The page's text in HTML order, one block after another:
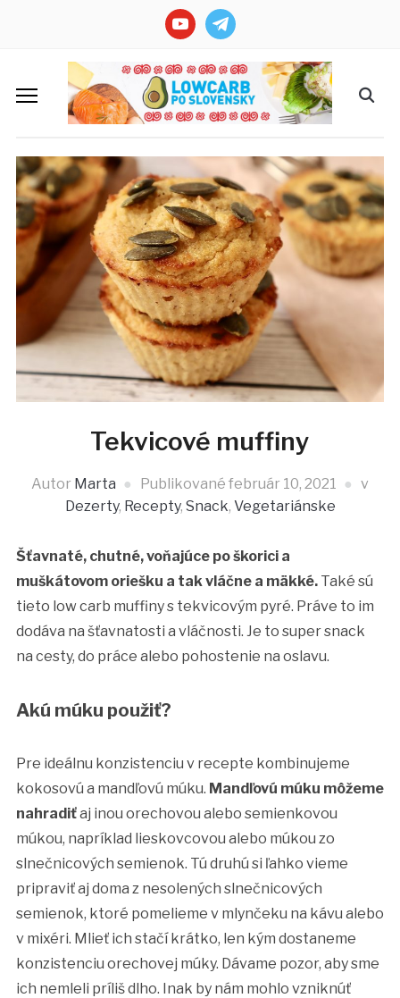
youtubetelegram
Tekvicové muffiny
Autor Marta Publikované február 10, 2021
v
Dezerty, Recepty, Snack, Vegetariánske
Šťavnaté, chutné, voňajúce po škorici a
muškátovom oriešku a tak vláčne a mäkké. Také sú
tieto low carb muffiny s tekvicovým pyré. Práve to im
dodáva na šťavnatosti a vláčnosti. Je to super snack
na cesty, do práce alebo pohostenie na oslavu.
Akú múku použiť?
Pre ideálnu konzistenciu v recepte kombinujeme
kokosovú a mandľovú múku. Mandľovú múku môžeme
nahradiťaj inou orechovou alebo semienkovou
múkou, napríklad lieskovcovou alebo múkou zo
slnečnicových semienok. Tú druhú si ľahko vieme
pripraviť aj doma z nesolených slnečnicových
semienok, ktoré pomelieme v mlynčeku na kávu alebo
v mixéri. Mlieť ich stačí krátko, len kým dostaneme
konzistenciu orechovej múky. Dávame pozor, aby sme
ich nemleli príliš dlho. Inak by nám mohlo vzniknúť